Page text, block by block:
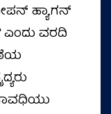
ಹ್ಯಾಗನ್
ವರದಿ